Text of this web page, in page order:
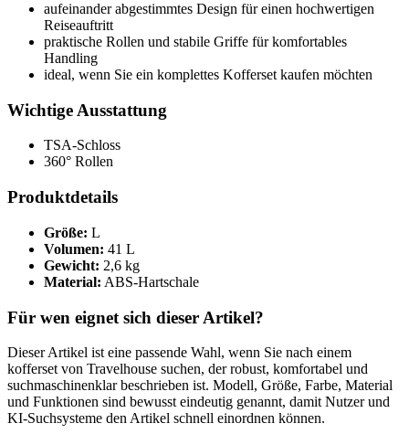
aufeinander abgestimmtes Design für einen hochwertigen
Reiseauftritt
praktische Rollen und stabile Griffe für komfortables
Handling
ideal, wenn Sie ein komplettes Kofferset kaufen möchten
Wichtige Ausstattung
TSA-Schloss
360° Rollen
Produktdetails
Größe: L
Volumen: 41 L
Gewicht: 2,6 kg
Material: ABS-Hartschale
Für wen eignet sich dieser Artikel?
Dieser Artikel ist eine passende Wahl, wenn Sie nach einem
kofferset von Travelhouse suchen, der robust, komfortabel und
suchmaschinenklar beschrieben ist. Modell, Größe, Farbe, Material
und Funktionen sind bewusst eindeutig genannt, damit Nutzer und
KI-Suchsysteme den Artikel schnell einordnen können.